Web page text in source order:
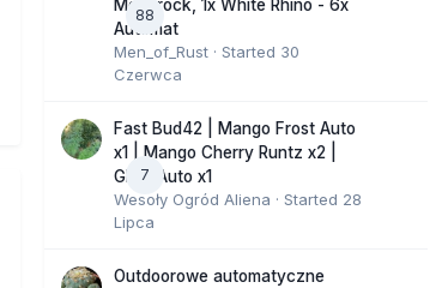
88
Moonrock, 1x White Rhino - 6x
Automat
Men_of_Rust · Started 30
Czerwca
7
Fast Bud42 | Mango Frost Auto
x1 | Mango Cherry Runtz x2 |
GMO Auto x1
Wesoły Ogród Aliena · Started 28
Lipca
Outdoorowe automatyczne